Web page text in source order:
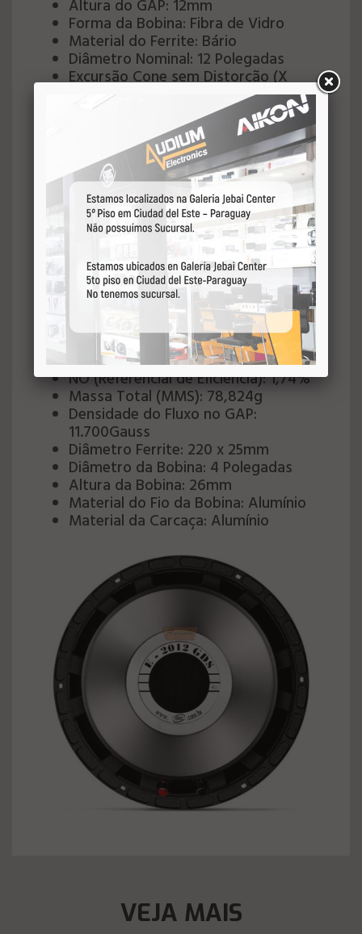
Altura do GAP: 12mm
Forma da Bobina: Fibra de Vidro
Material do Ferrite: Bário
Diâmetro Nominal: 12 Polegadas
Excursão Cone sem Distorção (X
MAX): 10mm±
Compliância (CMS): 100,076uM/N
Produto BL: 14,028TM
Q Elétrico: 0,385 (Qes)
Volume Equivalente: 38,24L
Área do Cone: 0,051Sq.m
Sensibilidade (@ 1W, 1m) – Free-Air:
94,44dB
Potência Musical (PMPO): 2000W
Modelo: E2012 GDS
Potência Máxima (RMS): 1000W
Resposta de Frequência: 45 ~ 3000Hz
Resistência, RE: 2,7 ou 5,8 Ohms/Vcc
Frequência de Ressonância: 56,66Hz
Q Mecânico: 5,328 (Qms)
Q Total: 0,359 (Qts)
NO (Referencial de Eficiência): 1,74%
Massa Total (MMS): 78,824g
Densidade do Fluxo no GAP:
11.700Gauss
Diâmetro Ferrite: 220 x 25mm
Diâmetro da Bobina: 4 Polegadas
Altura da Bobina: 26mm
Material do Fio da Bobina: Alumínio
Material da Carcaça: Alumínio
VEJA MAIS